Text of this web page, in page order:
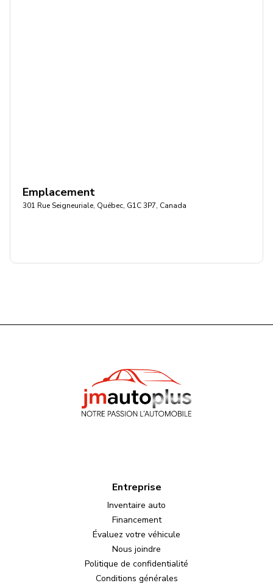
Emplacement
301 Rue Seigneuriale, Québec, G1C 3P7, Canada
Entreprise
Inventaire auto
Financement
Évaluez votre véhicule
Nous joindre
Politique de confidentialité
Conditions générales